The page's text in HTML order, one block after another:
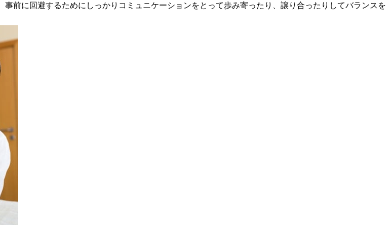
前に回避するためにしっかりコミュニケーションをとって歩み寄ったり、譲り合ったりしてバランスを